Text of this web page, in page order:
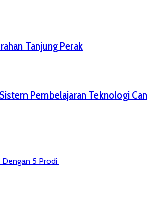
Tanjung Perak
Pembelajaran Teknologi
Dengan 5 Prodi